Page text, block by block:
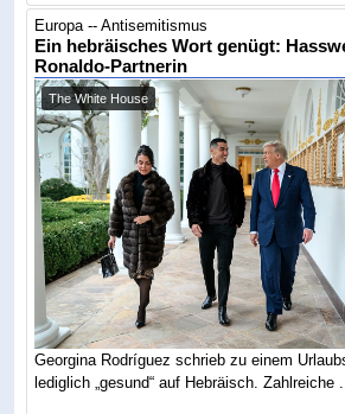
Europa -- Antisemitismus
Ein hebräisches Wort genügt:
Ronaldo-Partnerin
The White House
Georgina Rodríguez schrieb zu einem
lediglich „gesund“ auf Hebräisch. Zahlreiche